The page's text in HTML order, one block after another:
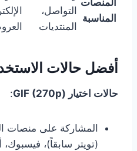
المناسبة
التواصل،
المنتديات
أفضل حالات
حالات اختيار GIF (270p) :
(تويتر سابقاً)،